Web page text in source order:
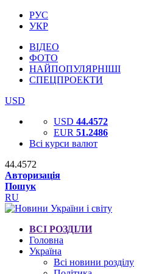
РУС
УКР
ВІДЕО
ФОТО
НАЙПОПУЛЯРНІШІ
СПЕЦПРОЕКТИ
USD
USD 44.4572
EUR 51.2486
Всі курси валют
44.4572
Авторизація
Пошук
RU
ВСІ РОЗДІЛИ
Головна
Україна
Всі новини розділу